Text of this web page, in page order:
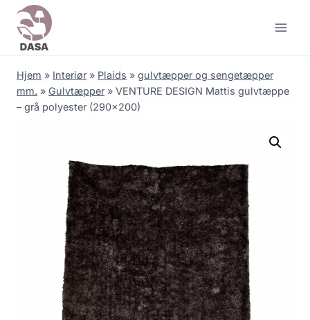
Skip
content
Hjem » Interiør » Plaids » gulvtæpper og sengetæpper
mm. » Gulvtæpper » VENTURE DESIGN Mattis gulvtæppe
– grå polyester (290×200)